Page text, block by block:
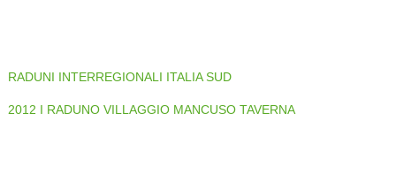
RADUNI INTERREGIONALI ITALIA SUD
2012 I RADUNO VILLAGGIO MANCUSO TAVERNA